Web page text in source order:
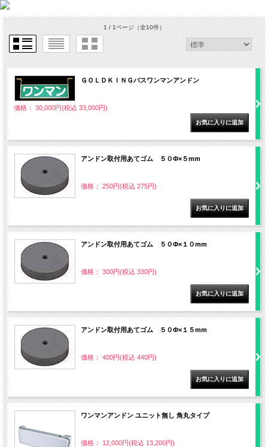
1 / 1ページ（全10件）
ＧＯＬＤＫＩＮＧバスワンマンアンドン
価格： 30,000円(税込 33,000円)
アンドン取付用あてゴム ５０Ф×５mm
価格： 250円(税込 275円)
アンドン取付用あてゴム ５０Ф×１０mm
価格： 300円(税込 330円)
アンドン取付用あてゴム ５０Ф×１５mm
価格： 400円(税込 440円)
ワンマンアンドン ユニット無し 角丸タイプ
価格： 12,000円(税込 13,200円)